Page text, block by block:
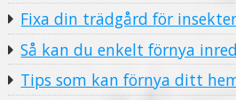
Fixa din trädgård för
Så kan du enkelt förnya
Tips som kan förnya ditt